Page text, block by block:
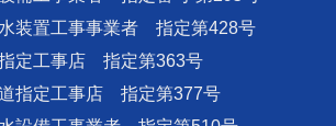
装置工事事業者 指定第428号
定工事店 指定第363号
指定工事店 指定第377号